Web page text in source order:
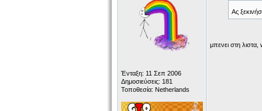
Ένταξη: 11 Σεπ 2006
Δημοσιεύσεις: 181
Τοποθεσία: Netherlands
Ας
μπενει στη